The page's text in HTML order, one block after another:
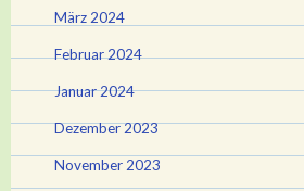
März 2024
Februar 2024
Januar 2024
Dezember 2023
November 2023